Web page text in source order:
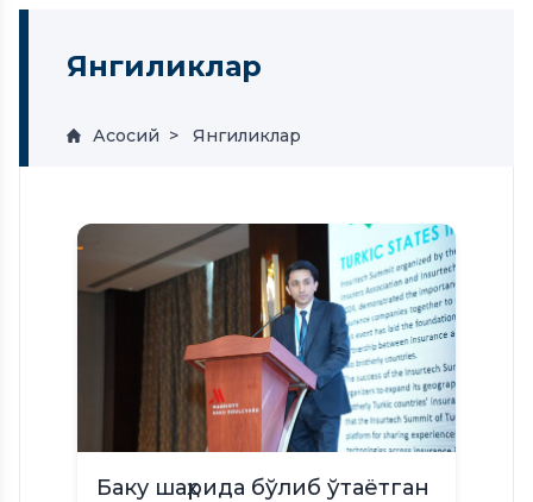
Янгиликлар
Асосий Янгиликлар
Баку шаҳрида бўлиб ўтаётган